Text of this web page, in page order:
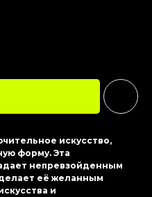
искусство,
форму. Эта
непревзойденным
её желанным
и